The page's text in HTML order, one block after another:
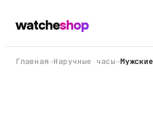
watcheshop
Главная→Наручные часы→Мужские